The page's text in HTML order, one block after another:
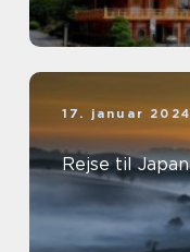
17. januar 2024
Rejse til Japan